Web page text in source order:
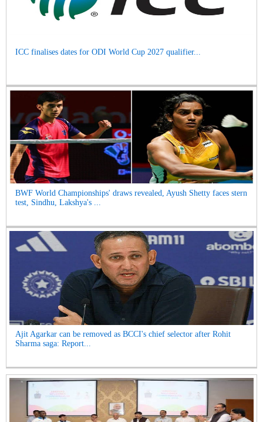
ICC finalises dates for ODI World Cup 2027 qualifier...
BWF World Championships' draws revealed, Ayush Shetty faces stern
test, Sindhu, Lakshya's ...
Ajit Agarkar can be removed as BCCI's chief selector after Rohit
Sharma saga: Report...